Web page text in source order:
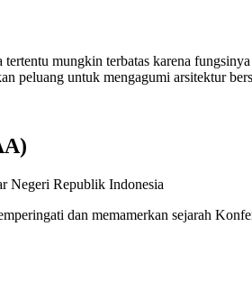
mungkin terbatas karena
peluang untuk mengagumi arsitektur
dan memamerkan sejarah